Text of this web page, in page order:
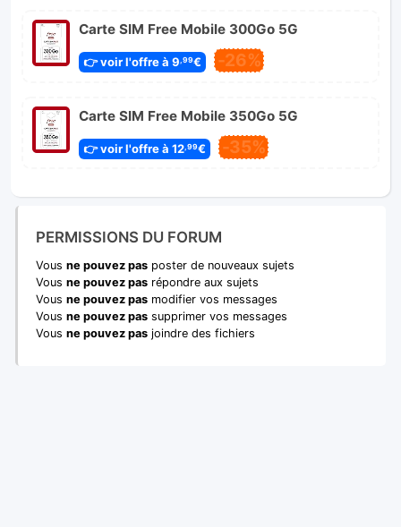
Carte SIM Free Mobile 300Go 5G
👉 voir l'offre à 9 ,99€ -26%
Carte SIM Free Mobile 350Go 5G
👉 voir l'offre à 12,99€ -35%
PERMISSIONS DU FORUM
Vous ne pouvez pas poster de nouveaux sujets
Vous ne pouvez pas répondre aux sujets
Vous ne pouvez pas modifier vos messages
Vous ne pouvez pas supprimer vos messages
Vous ne pouvez pas joindre des fichiers